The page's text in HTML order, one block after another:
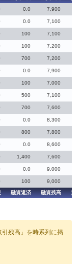
0.0 7,900
0.0 7,100
100 7,100
100 7,200
700 7,200
0.0 7,900
100 7,000
500 7,100
700 7,600
0.0 8,300
800 7,800
0.0 8,600
1,400 7,600
0.0 9,000
100
9,000
融資返済 融資残高 貸
残高」を時系列に掲